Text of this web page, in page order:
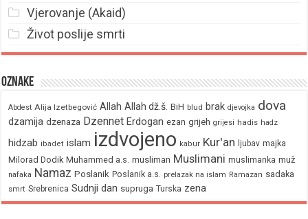
Vjerovanje (Akaid)
Život poslije smrti
Oznake
Abdest Alija Izetbegović Allah Allah dž.š. BiH blud brak djevojka dova
dzamija dzenaza Dzennet Erdogan ezan grijeh grijesi hadis hadz
hidzab ibadet islam izdvojeno kabur Kur'an ljubav majka
Milorad Dodik Muhammed a.s. musliman Muslimani muslimanka muž
nafaka Namaz Poslanik Poslanik a.s. prelazak na islam Ramazan sadaka
smrt Srebrenica Sudnji dan supruga Turska zena